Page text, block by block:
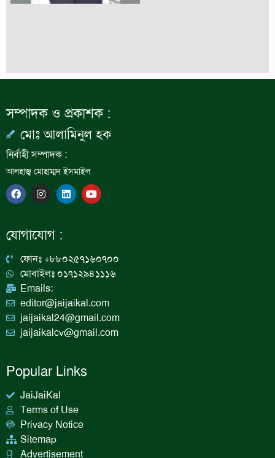
সম্পাদক ও প্রকাশক :
মোঃ আলামিনুল হক
নির্বাহী সম্পাদক :
আলহাজ্ব মোহাম্মদ ইসমাইল
F
a
c
b
o
I
n
s
a
g
a
m
L
i
n
n
Y
o
u
যোগাযোগ :
ফোনঃ +৮৮০২৫৭১৬০৭০০
মোবাইলঃ ০১৭১২৯৪১১১৬
Emails:
editor@jaijaikal.com
jaijaikal24@gmail.com
jaijaikalcv@gmail.com
Popular Links
JaiJaiKal
Terms of Use
Privacy Notice
Sitemap
Advertisement